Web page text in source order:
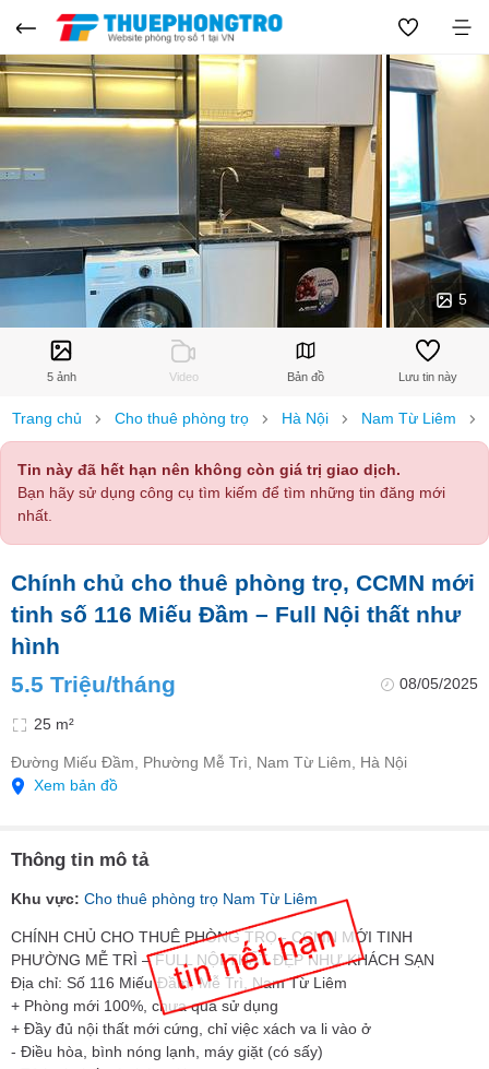
5
5 ảnh Video Bản đồ Lưu tin này
Trang chủ Cho thuê phòng trọ Hà Nội Nam Từ Liêm
Tin này đã hết hạn nên không còn giá trị giao dịch.
Bạn hãy sử dụng công cụ tìm kiếm để tìm những tin đăng mới
nhất.
Chính chủ cho thuê phòng trọ, CCMN mới
tinh số 116 Miếu Đầm – Full Nội thất như
hình
5.5 Triệu/tháng
08/05/2025
25 m²
Đường Miếu Đầm, Phường Mễ Trì, Nam Từ Liêm, Hà Nội
Xem bản đồ
Thông tin mô tả
Khu vực: Cho thuê phòng trọ Nam Từ Liêm
CHÍNH CHỦ CHO THUÊ PHÒNG TRỌ - CCMN MỚI TINH
PHƯỜNG MỄ TRÌ – FULL NỘI THẤT ĐẸP NHƯ KHÁCH SẠN
Địa chỉ: Số 116 Miếu Đầm, Mễ Trì, Nam Từ Liêm
+ Phòng mới 100%, chưa qua sử dụng
+ Đầy đủ nội thất mới cứng, chỉ việc xách va li vào ở
- Điều hòa, bình nóng lạnh, máy giặt (có sấy)